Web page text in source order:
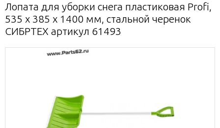
Лопата для уборки снега пластиковая Profi,
535 х 385 х 1400 мм, стальной черенок
СИБРТЕХ артикул 61493